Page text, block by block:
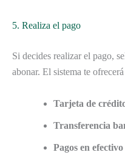
5. Realiza el pago
Si decides realizar el pago,
abonar. El sistema te
Tarjeta de
Transferencia
Pagos en efectivo